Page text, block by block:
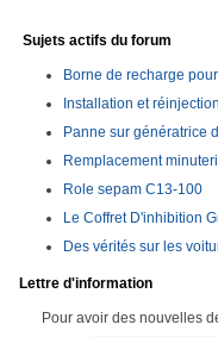
Sujets actifs du forum
Borne de recharge
Installation et
Panne sur génératrice
Remplacement
Role sepam C13-100
Le Coffret D'inhibition
Des vérités sur les
Lettre d'information
Pour avoir des nouvelles